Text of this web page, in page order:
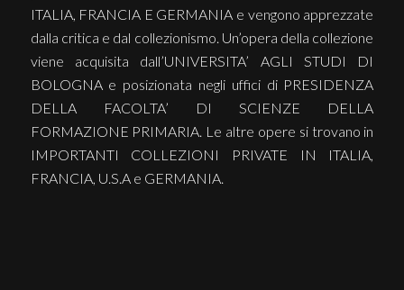
ITALIA, FRANCIA E GERMANIA e vengono apprezzate
dalla critica e dal collezionismo. Un’opera della collezione
viene acquisita dall’UNIVERSITA’ AGLI STUDI DI
BOLOGNA e posizionata negli uffici di PRESIDENZA
DELLA FACOLTA’ DI SCIENZE DELLA
FORMAZIONE PRIMARIA. Le altre opere si trovano in
IMPORTANTI COLLEZIONI PRIVATE IN ITALIA,
FRANCIA, U.S.A e GERMANIA.